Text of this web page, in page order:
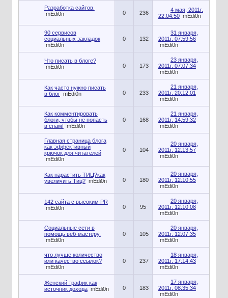
Разработка сайтов.
mEdi0n
0 236
4 мая, 2011г.
22:04:50 mEdi0n
90 сервисов
социальных закладок
mEdi0n
0 132
31 января,
2011г. 07:59:56
mEdi0n
Что писать в блоге?
mEdi0n
0 173
23 января,
2011г. 07:07:34
mEdi0n
Как часто нужно писать
в блог mEdi0n 0 233
21 января,
2011г. 20:12:01
mEdi0n
Как комментировать
блоги, чтобы не попасть
в спам! mEdi0n
0 168
21 января,
2011г. 14:59:32
mEdi0n
Главная страница блога
как эффективный
крючок для читателей
mEdi0n
0 104
20 января,
2011г. 12:13:57
mEdi0n
Как нарастить ТИЦ?как
увеличить Тиц? mEdi0n 0 180
20 января,
2011г. 12:10:55
mEdi0n
142 сайта с высоким PR
mEdi0n
0 95
20 января,
2011г. 12:10:08
mEdi0n
Социальные сети в
помощь веб-мастеру.
mEdi0n
0 105
20 января,
2011г. 12:07:35
mEdi0n
что лучше количество
или качество ссылок?
mEdi0n
0 237
18 января,
2011г. 17:14:43
mEdi0n
Женский трафик как
источник дохода mEdi0n 0 183
17 января,
2011г. 08:35:34
mEdi0n